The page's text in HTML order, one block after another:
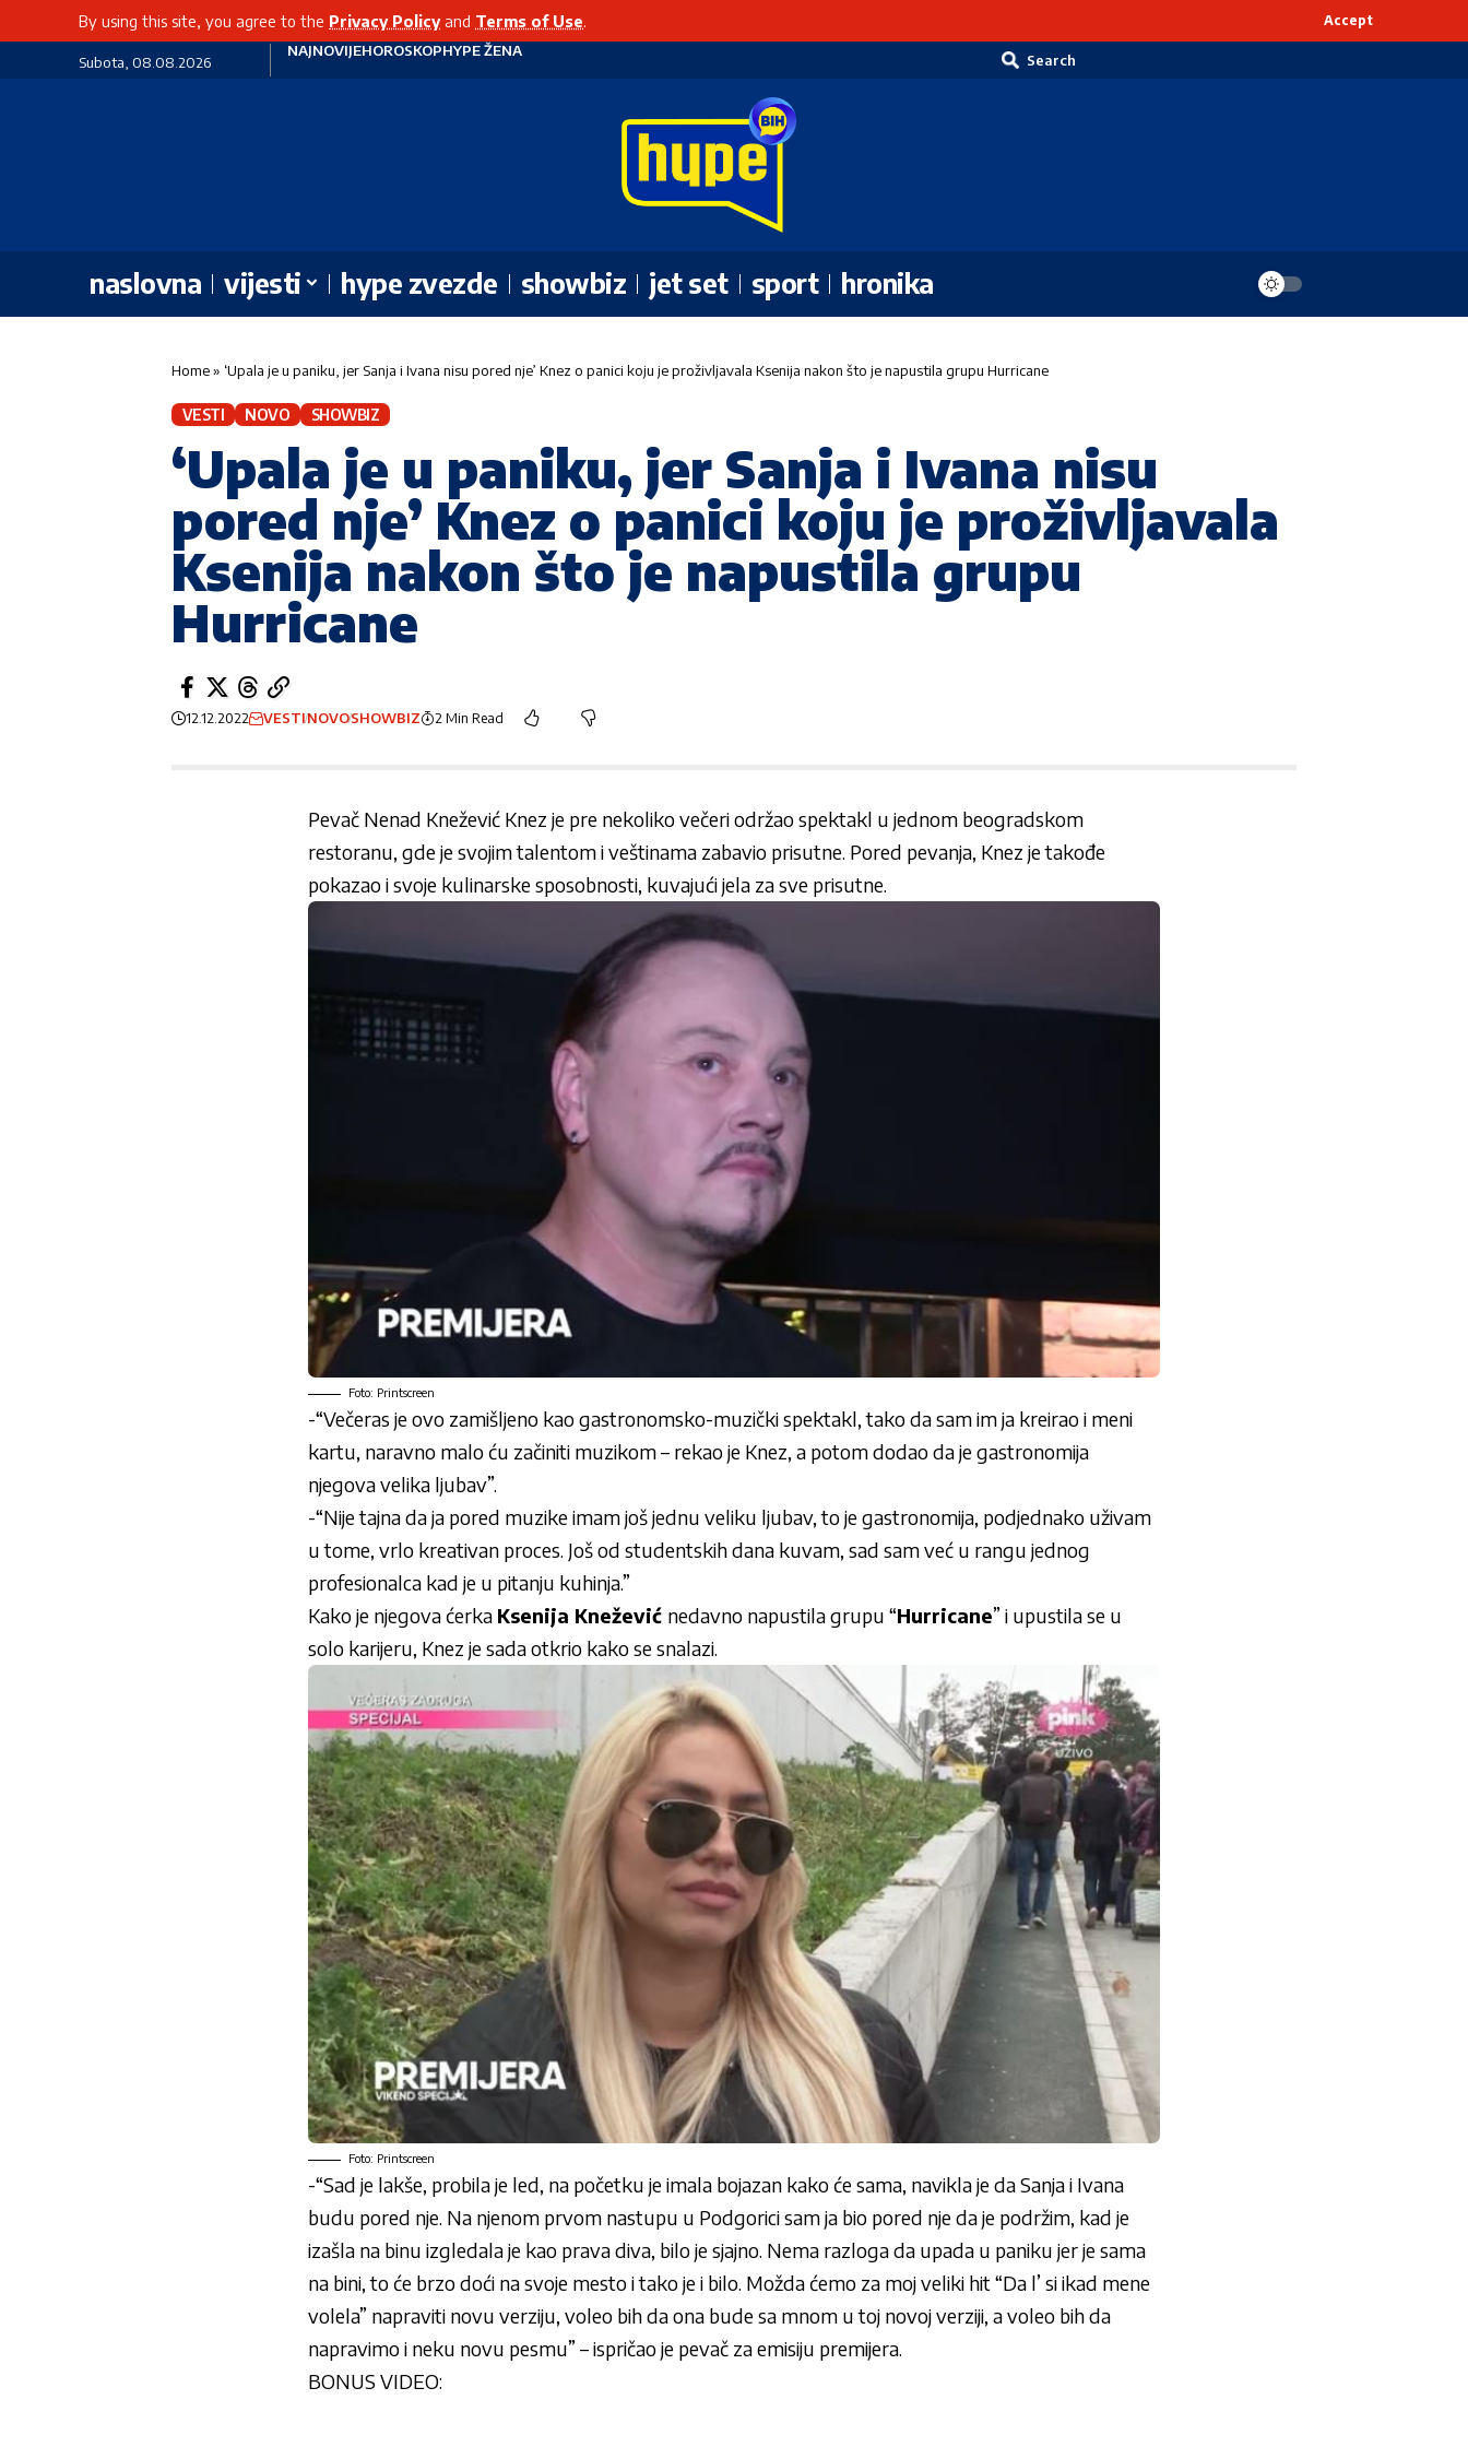
By using this site, you agree to the Privacy Policyand Terms of Use. Accept
Subota, 08.08.2026
NAJNOVIJEHOROSKOPHYPE ŽENA
Search
naslovna vijesti hype zvezde showbiz jet set sport hronika
Home» ‘Upala je u paniku, jer Sanja i Ivana nisu pored nje’ Knez o panici koju je proživljavala Ksenija nakon što je napustila grupu Hurricane
VESTI NOVO SHOWBIZ
‘Upala je u paniku, jer Sanja i Ivana nisu
pored nje’ Knez o panici koju je proživljavala
Ksenija nakon što je napustila grupu
Hurricane
12.12.2022 VESTINOVOSHOWBIZ 2 Min Read
Pevač Nenad Knežević Knez je pre nekoliko večeri održao spektakl u jednom beogradskom
restoranu, gde je svojim talentom i veštinama zabavio prisutne. Pored pevanja, Knez je takođe
pokazao i svoje kulinarske sposobnosti, kuvajući jela za sve prisutne.
Foto: Printscreen
-“Večeras je ovo zamišljeno kao gastronomsko-muzički spektakl, tako da sam im ja kreirao i meni
kartu, naravno malo ću začiniti muzikom – rekao je Knez, a potom dodao da je gastronomija
njegova velika ljubav”.
-“Nije tajna da ja pored muzike imam još jednu veliku ljubav, to je gastronomija, podjednako uživam
u tome, vrlo kreativan proces. Još od studentskih dana kuvam, sad sam već u rangu jednog
profesionalca kad je u pitanju kuhinja.”
Kako je njegova ćerka Ksenija Knežević nedavno napustila grupu “Hurricane” i upustila se u
solo karijeru, Knez je sada otkrio kako se snalazi.
Foto: Printscreen
-“Sad je lakše, probila je led, na početku je imala bojazan kako će sama, navikla je da Sanja i Ivana
budu pored nje. Na njenom prvom nastupu u Podgorici sam ja bio pored nje da je podržim, kad je
izašla na binu izgledala je kao prava diva, bilo je sjajno. Nema razloga da upada u paniku jer je sama
na bini, to će brzo doći na svoje mesto i tako je i bilo. Možda ćemo za moj veliki hit “Da l’ si ikad mene
volela” napraviti novu verziju, voleo bih da ona bude sa mnom u toj novoj verziji, a voleo bih da
napravimo i neku novu pesmu” – ispričao je pevač za emisiju premijera.
BONUS VIDEO: